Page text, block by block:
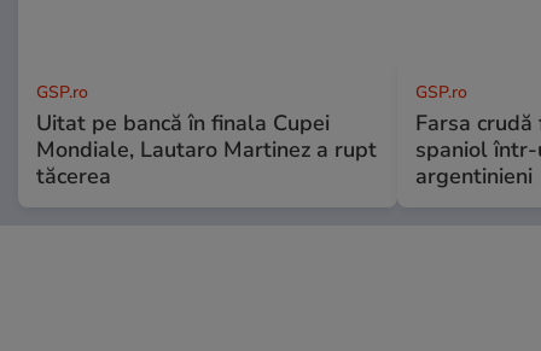
GSP.ro
Uitat pe bancă în finala Cupei
Mondiale, Lautaro Martinez a rupt
tăcerea
GSP.ro
Farsa
spaniol într-
argentinieni